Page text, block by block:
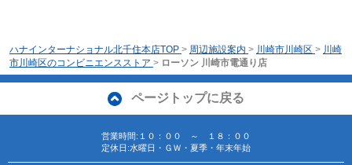
ハナインターナショナル北千住本店TOP > 周辺施設案内 > 川崎市川崎区 > 川崎
市川崎区のコンビニエンスストア > ローソン 川崎市電通り店
ページトップに戻る
営業時間:１０：００ ～ １８：００
定休日:水曜日・ＧＷ・夏季・年末年始